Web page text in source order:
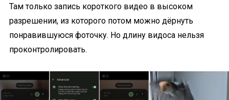
Там только запись короткого видео в высоком
разрешении, из которого потом можно дёрнуть
понравившуюся фоточку. Но длину видоса нельзя
проконтролировать.